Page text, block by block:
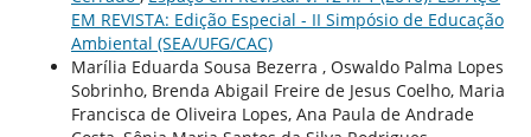
EM REVISTA: Edição Especial - II Simpósio de Educação
Ambiental (SEA/UFG/CAC)
Marília Eduarda Sousa Bezerra , Oswaldo Palma Lopes
Sobrinho, Brenda Abigail Freire de Jesus Coelho, Maria
Francisca de Oliveira Lopes, Ana Paula de Andrade